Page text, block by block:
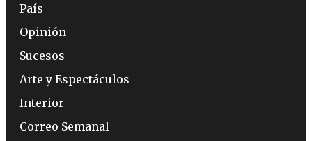
País
Opinión
Sucesos
Arte y Espectáculos
Interior
Correo Semanal